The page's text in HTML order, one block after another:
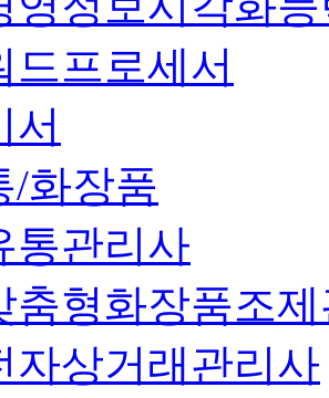
드프로세서
서
/화장품
통관리사
춤형화장품조
자상거래관리사